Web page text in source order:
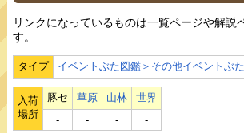
リンクになっているものは一覧ページや解説
す。
タイプ イベントぶた図鑑＞その他イベントぶた
入荷
場所
豚セ 草原 山林
世界
‐
‐ ‐ ‐